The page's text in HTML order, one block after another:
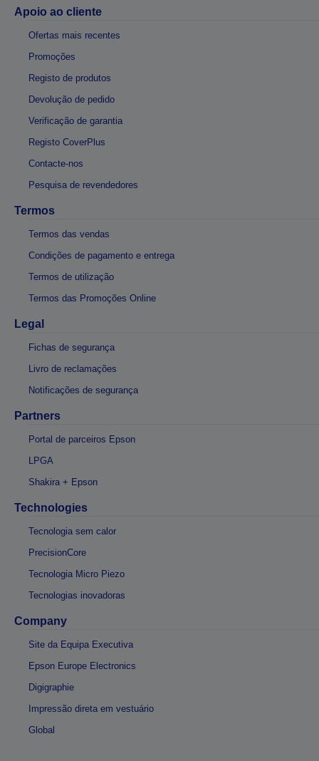
Apoio ao cliente
Ofertas mais recentes
Promoções
Registo de produtos
Devolução de pedido
Verificação de garantia
Registo CoverPlus
Contacte-nos
Pesquisa de revendedores
Termos
Termos das vendas
Condições de pagamento e entrega
Termos de utilização
Termos das Promoções Online
Legal
Fichas de segurança
Livro de reclamações
Notificações de segurança
Partners
Portal de parceiros Epson
LPGA
Shakira + Epson
Technologies
Tecnologia sem calor
PrecisionCore
Tecnologia Micro Piezo
Tecnologias inovadoras
Company
Site da Equipa Executiva
Epson Europe Electronics
Digigraphie
Impressão direta em vestuário
Global